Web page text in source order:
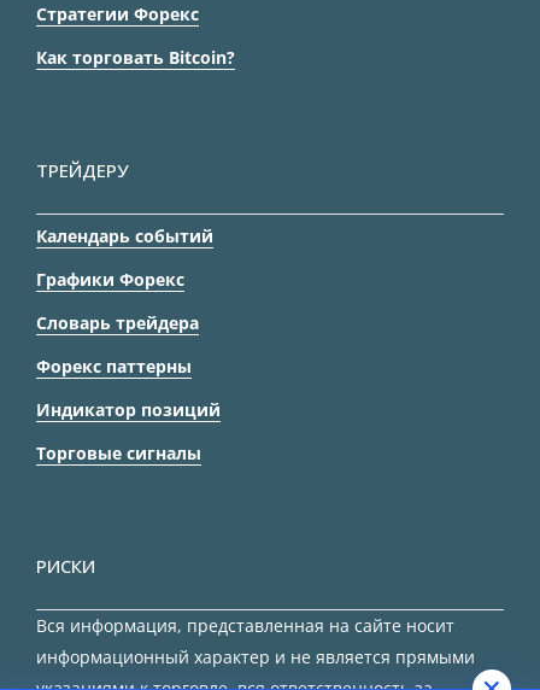
Стратегии Форекс
Как торговать Bitcoin?
ТРЕЙДЕРУ
Календарь событий
Графики Форекс
Словарь трейдера
Форекс паттерны
Индикатор позиций
Торговые сигналы
РИСКИ
Вся информация, представленная на сайте носит
информационный характер и не является прямыми